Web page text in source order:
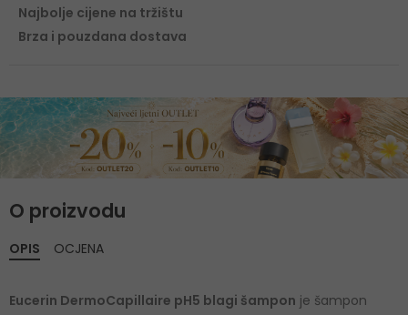
Najbolje cijene na tržištu
Brza i pouzdana dostava
O proizvodu
OPIS
Eucerin DermoCapillaire pH5 blagi šampon je šampon
OCJENA